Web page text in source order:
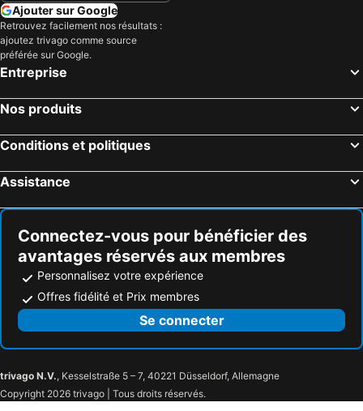
Ajouter sur Google
Retrouvez facilement nos résultats :
ajoutez trivago comme source
préférée sur Google.
Entreprise
Nos produits
Conditions et politiques
Assistance
Connectez-vous pour bénéficier des
avantages réservés aux membres
Personnalisez votre expérience
Offres fidélité et Prix membres
Se connecter
trivago N.V., Kesselstraße 5 – 7, 40221 Düsseldorf, Allemagne
Copyright 2026 trivago | Tous droits réservés.